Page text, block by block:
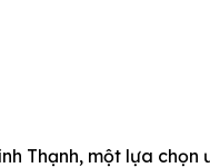
Thạnh, một lựa